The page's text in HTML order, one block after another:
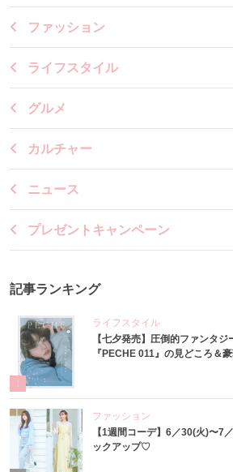
ファッション
ライフスタイル
グルメ
カルチャー
ニュース
プレゼントキャンペーン
記事ランキング
ライフスタイル
【七夕発売】圧倒的ファンタ
『PECHE 011』の見どころ＆
ファッション
【1週間コーデ】6／30(火)〜7
ックアップ♡